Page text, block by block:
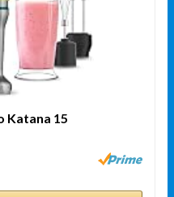
Katana 15